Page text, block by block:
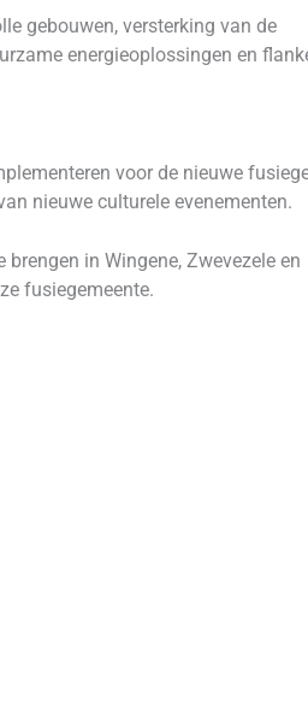
gebouwen, versterking van de
energieoplossingen en
voor de nieuwe
nieuwe culturele evenementen.
in Wingene, Zwevezele en
fusiegemeente.